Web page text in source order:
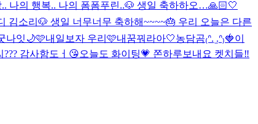
.. 나의 행복.. 나의 폼폼푸린..🐶 생일 축하하오…🙏🏻🤍
김소리🐶 생일 너무너무 축하해~~~~🎂 우리 오늘은 다른
나잇🌙🩷내일보자 우리🩷내꿈꿔라아🤍농담곰₍ᐢ. ̫.ᐢ₎🍓이
감사함도ㅓ😘오늘도 화이팅💗 쫀하루보내요 켓치들‼️